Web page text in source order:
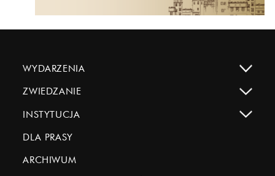
WYDARZENIA
ZWIEDZANIE
INSTYTUCJA
DLA PRASY
ARCHIWUM